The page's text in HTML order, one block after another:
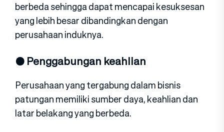
berbeda sehingga dapat mencapai kesuksesan
yang lebih besar dibandingkan dengan
perusahaan induknya.
● Penggabungan keahlian
Perusahaan yang tergabung dalam bisnis
patungan memiliki sumber daya, keahlian dan
latar belakang yang berbeda.